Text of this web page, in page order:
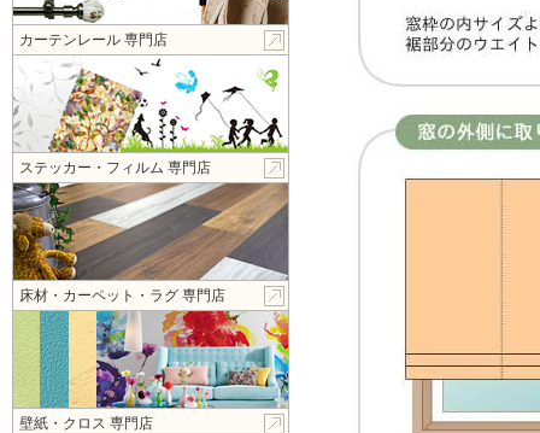
カーテンレール 専門店
ステッカー・フィルム 専門店
床材・カーペット・ラグ 専門店
壁紙・クロス 専門店